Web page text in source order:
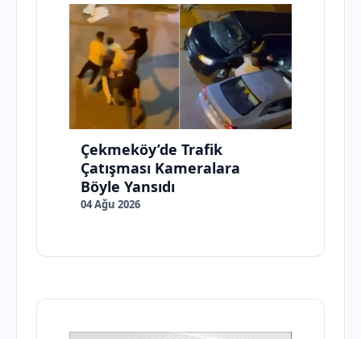
Çekmeköy’de Trafik
Çatışması Kameralara
Böyle Yansıdı
04 Ağu 2026